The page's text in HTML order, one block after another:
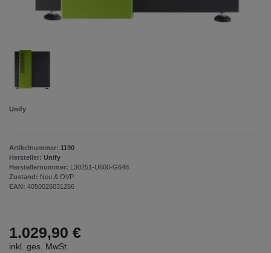
Unify
Artikelnummer: 1190
Hersteller: Unify
Herstellernummer: L30251-U600-G648
Zustand: Neu & OVP
EAN: 4050026031256
1.029,90 €
inkl. ges. MwSt.